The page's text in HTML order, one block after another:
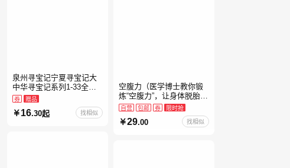
泉州寻宝记宁夏寻宝记大
中华寻宝记系列1-33全套
书32册【含新书宁夏寻宝
记】当当自营正版6-12岁
新疆海南广东福建河北黑
券 赠品
16.30起 找相似
空腹力（医学博士教你锻
炼“空腹力”，让身体脱胎换
骨！）
自营 包邮 券 限时抢
29.00 找相似